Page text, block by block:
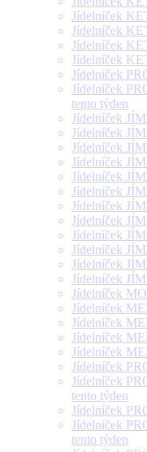
Jídelníček
Jídelníček
Jídelníček
Jídelníček
Jídelníček
Jídelníček
tento týden
Jídelníček
Jídelníček
Jídelníček
Jídelníček
Jídelníček
Jídelníček
Jídelníček
Jídelníček
Jídelníček
Jídelníček
Jídelníček
Jídelníček
Jídelníček
Jídelníček
Jídelníček
Jídelníček
Jídelníček
Jídelníček
Jídelníček
tento týden
Jídelníček
Jídelníček
tento týden